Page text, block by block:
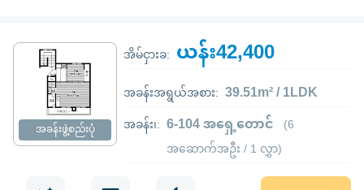
အခန်းဖွဲ့စည်းပုံ
အိမ်ငှားခ: ယန်း42,400
အခန်းအရွယ်အစား: 39.51m² / 1LDK
အခန်း၊: 6-104 အရှေ့တောင် (6
အဆောက်အဦး / 1 လွှာ)